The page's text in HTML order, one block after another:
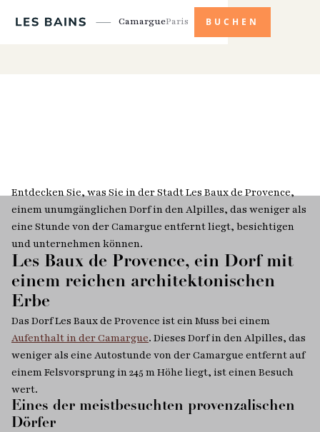
CamargueParis BUCHEN
Entdecken Sie, was Sie in der Stadt Les Baux de Provence,
einem unumgänglichen Dorf in den Alpilles, das weniger als
eine Stunde von der Camargue entfernt liegt, besichtigen
und unternehmen können.
Les Baux de Provence, ein Dorf mit
einem reichen architektonischen
Erbe
Das Dorf Les Baux de Provence ist ein Muss bei einem
Aufenthalt in der Camargue. Dieses Dorf in den Alpilles, das
weniger als eine Autostunde von der Camargue entfernt auf
einem Felsvorsprung in 245 m Höhe liegt, ist einen Besuch
wert.
Eines der meistbesuchten provenzalischen
Dörfer